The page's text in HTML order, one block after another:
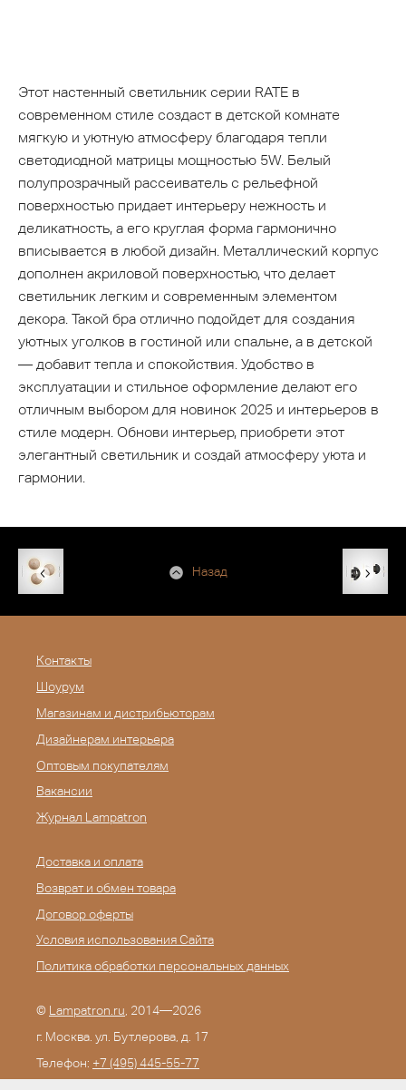
Этот настенный светильник серии RATE в
современном стиле создаст в детской комнате
мягкую и уютную атмосферу благодаря тепли
светодиодной матрицы мощностью 5W. Белый
полупрозрачный рассеиватель с рельефной
поверхностью придает интерьеру нежность и
деликатность, а его круглая форма гармонично
вписывается в любой дизайн. Металлический корпус
дополнен акриловой поверхностью, что делает
светильник легким и современным элементом
декора. Такой бра отлично подойдет для создания
уютных уголков в гостиной или спальне, а в детской
— добавит тепла и спокойствия. Удобство в
эксплуатации и стильное оформление делают его
отличным выбором для новинок 2025 и интерьеров в
стиле модерн. Обнови интерьер, приобрети этот
элегантный светильник и создай атмосферу уюта и
гармонии.
Назад
Контакты
Шоурум
Магазинам и дистрибьюторам
Дизайнерам интерьера
Оптовым покупателям
Вакансии
Журнал Lampatron
Доставка и оплата
Возврат и обмен товара
Договор оферты
Условия использования Сайта
Политика обработки персональных данных
© Lampatron.ru , 2014—2026
г. Москва. ул. Бутлерова, д. 17
Телефон: +7 (495) 445-55-77